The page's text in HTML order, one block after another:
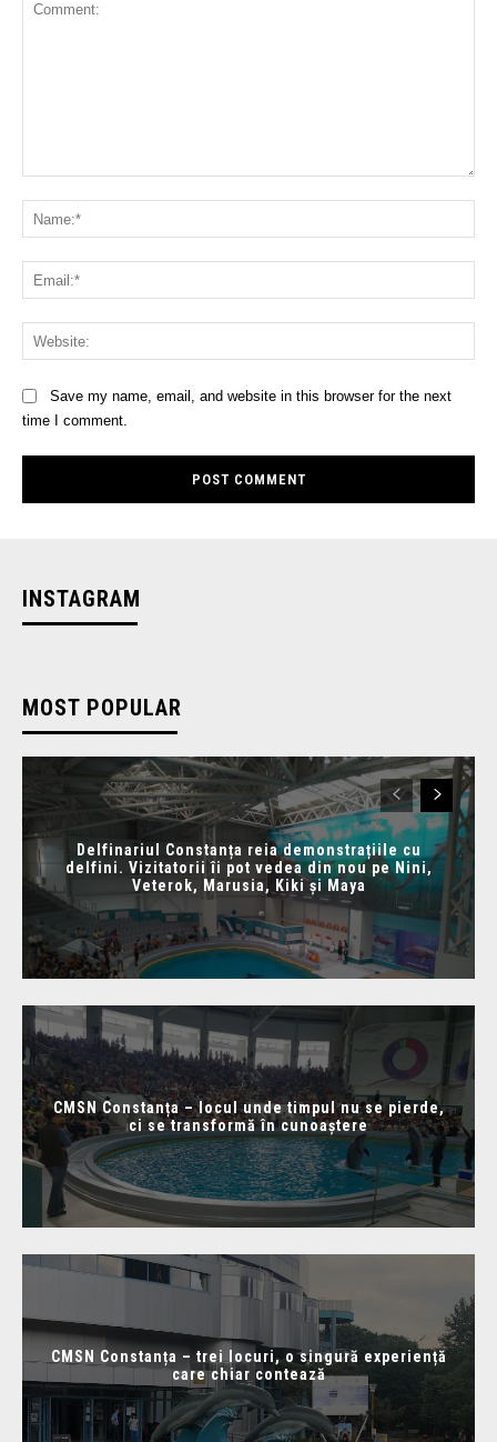
Save my name, email, and website in this browser for the next
time I comment.
INSTAGRAM
MOST POPULAR
Delfinariul Constanța reia demonstrațiile cu
delfini. Vizitatorii îi pot vedea din nou pe Nini,
Veterok, Marusia, Kiki și Maya
CMSN Constanța – locul unde timpul nu se pierde,
ci se transformă în cunoaștere
CMSN Constanța – trei locuri, o singură experiență
care chiar contează